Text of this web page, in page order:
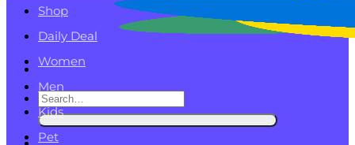
Search
for:
Shop
Daily Deal
Women
Men
Kids
Pet